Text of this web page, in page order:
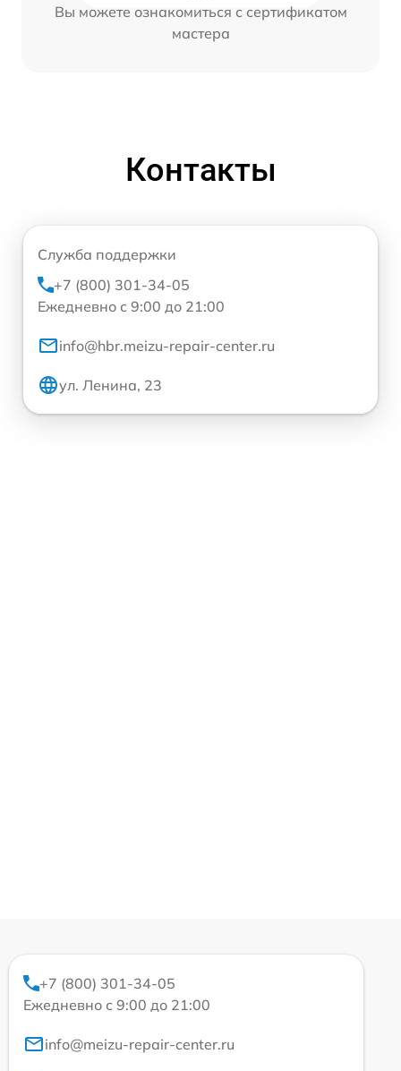
Вы можете ознакомиться с сертификатом
мастера
Контакты
Служба поддержки
+7 (800) 301-34-05
Ежедневно с 9:00 до 21:00
info@hbr.meizu-repair-center.ru
ул. Ленина, 23
+7 (800) 301-34-05
Ежедневно с 9:00 до 21:00
info@meizu-repair-center.ru